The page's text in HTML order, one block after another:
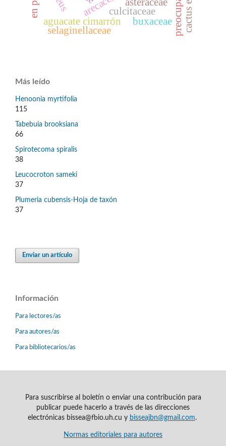
aguacate cimarrón
selaginellaceae
culcitaceae
buxaceae
Más leído
Henoonia myrtifolia
115
Tabebuia brooksiana
66
Spirotecoma spiralis
38
Leucocroton sameki
37
Plumeria cubensis-Hoja de taxón
37
Enviar un artículo
Información
Para lectores/as
Para autores/as
Para bibliotecarios/as
Para suscribirse al boletín o enviar una contribución para
publicar puede hacerlo a través de las direcciones
electrónicas bissea@fbio.uh.cu y bisseajbn@gmail.com.
Normas editoriales para autores